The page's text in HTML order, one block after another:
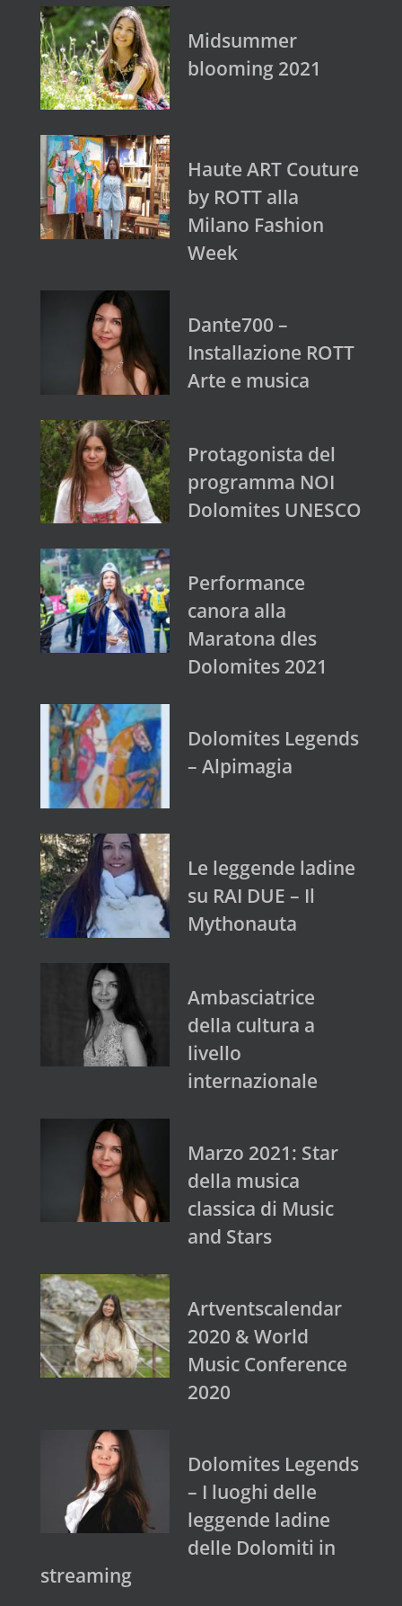
Midsummer
blooming 2021
Haute ART Couture
by ROTT alla
Milano Fashion
Week
Dante700 –
Installazione ROTT
Arte e musica
Protagonista del
programma NOI
Dolomites UNESCO
Performance
canora alla
Maratona dles
Dolomites 2021
Dolomites Legends
– Alpimagia
Le leggende ladine
su RAI DUE – Il
Mythonauta
Ambasciatrice
della cultura a
livello
internazionale
Marzo 2021: Star
della musica
classica di Music
and Stars
Artventscalendar
2020 & World
Music Conference
2020
Dolomites Legends
– I luoghi delle
leggende ladine
delle Dolomiti in
streaming